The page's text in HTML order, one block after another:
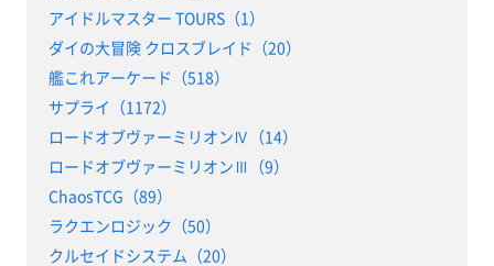
アイドルマスター TOURS（1）
ダイの大冒険 クロスブレイド（20）
艦これアーケード（518）
サプライ（1172）
ロードオブヴァーミリオンⅣ（14）
ロードオブヴァーミリオンⅢ（9）
ChaosTCG（89）
ラクエンロジック（50）
クルセイドシステム（20）